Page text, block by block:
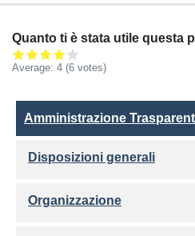
Quanto ti è stata utile questa
Average: 4 (6 votes)
Amministrazione
Amministrazione
Disposizioni generali
Organizzazione